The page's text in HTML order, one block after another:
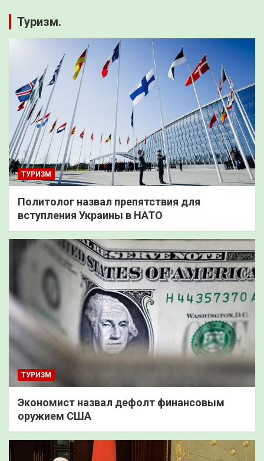
Туризм.
ТУРИЗМ
Политолог назвал препятствия для
вступления Украины в НАТО
ТУРИЗМ
Экономист назвал дефолт финансовым
оружием США